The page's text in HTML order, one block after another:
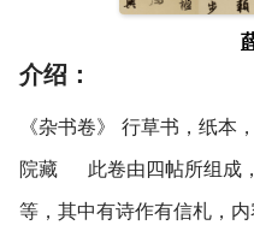
介绍：
《杂书卷》 行草书，纸
院藏 此卷由四帖所组成，
等，其中有诗作有信札，